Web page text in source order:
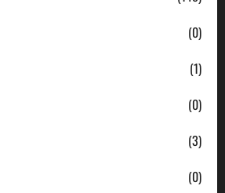
(0)
(1)
(0)
(3)
(0)